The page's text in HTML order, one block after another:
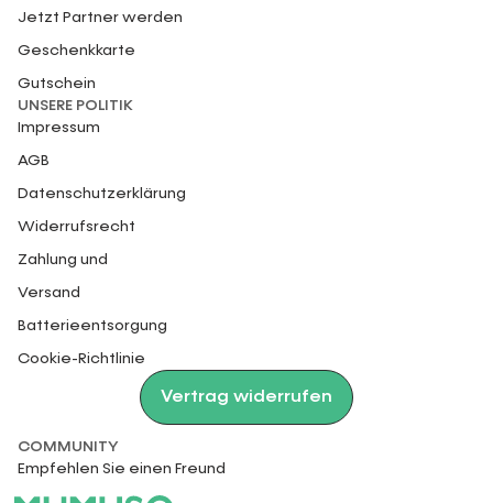
Jetzt Partner werden
Geschenkkarte
Gutschein
UNSERE POLITIK
Impressum
AGB
Datenschutzerklärung
Widerrufsrecht
Zahlung und
Versand
Batterieentsorgung
Cookie-Richtlinie
Vertrag widerrufen
COMMUNITY
Empfehlen Sie einen Freund